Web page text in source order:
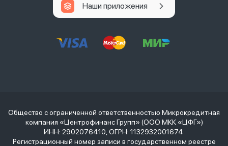
Наши приложения
Общество с ограниченной ответственностью Микрокредитная
компания «Центрофинанс Групп» (ООО МКК «ЦФГ»)
ИНН: 2902076410, ОГРН: 1132932001674
Регистрационный номер записи в государственном реестре